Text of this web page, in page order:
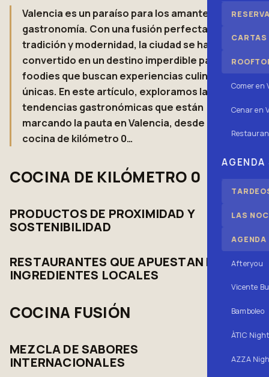
CARTAS
Comer en
Cenar en
AGENDA
LAS
Afteryou
Vicente
Bamboleo
ÀTIC
AZZA
Valencia es un paraíso para los amantes de la
gastronomía. Con una fusión perfecta entre
tradición y modernidad, la ciudad se ha
convertido en un destino imperdible para los
foodies que buscan experiencias culinarias
únicas. En este artículo, exploramos las
tendencias gastronómicas que están
marcando la pauta en Valencia, desde la
cocina de kilómetro 0…
COCINA DE KILÓMETRO 0
PRODUCTOS DE PROXIMIDAD Y
SOSTENIBILIDAD
RESTAURANTES QUE APUESTAN POR
INGREDIENTES LOCALES
COCINA FUSIÓN
MEZCLA DE SABORES
INTERNACIONALES